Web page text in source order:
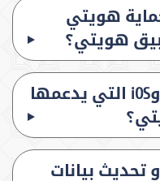
هويتي
هويتي؟
ما هي إصدارات Android وiOS التي يدعمها
تحديث بيانات